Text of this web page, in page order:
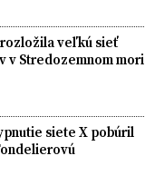
veľkú sieť
v Stredozemnom mori
siete X pobúril